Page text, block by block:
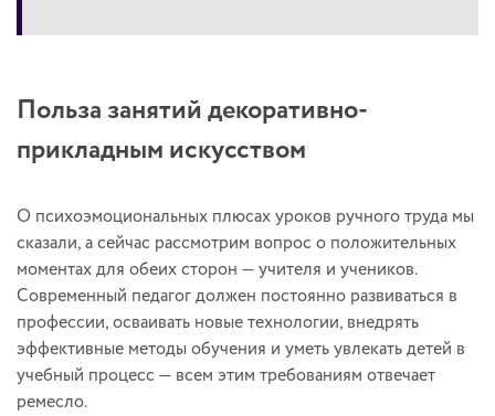
Польза занятий декоративно-
прикладным искусством
О психоэмоциональных плюсах уроков ручного труда мы
сказали, а сейчас рассмотрим вопрос о положительных
моментах для обеих сторон — учителя и учеников.
Современный педагог должен постоянно развиваться в
профессии, осваивать новые технологии, внедрять
эффективные методы обучения и уметь увлекать детей в
учебный процесс — всем этим требованиям отвечает
ремесло.